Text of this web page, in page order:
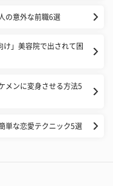
の意外な前職6選
け」美容院で出されて困
メンに変身させる方法5
単な恋愛テクニック5選